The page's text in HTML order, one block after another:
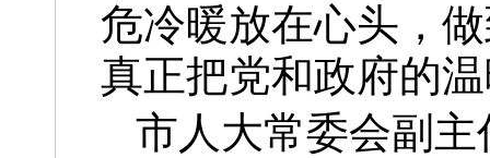
危冷暖放在心头，
真正把党和政府的
市人大常委会副